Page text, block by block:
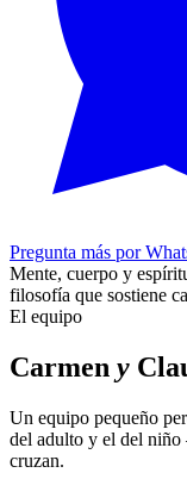
Pregunta más por
Mente, cuerpo y
filosofía que sostiene
El equipo
Carmen y
Un equipo pequeño
del adulto y el del niño
cruzan.